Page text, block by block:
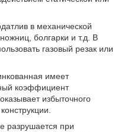
в механической
болгарки и т.д. В
газовый резак или
имеет
коэффициент
избыточного
разрушается при